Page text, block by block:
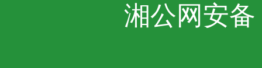
湘公网安备